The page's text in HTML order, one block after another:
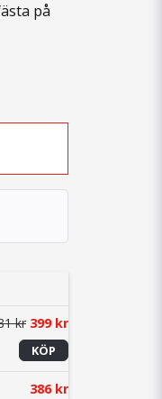
på
kr 399 kr
KÖP
386 kr